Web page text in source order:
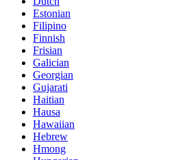
Estonian
Filipino
Finnish
Frisian
Galician
Georgian
Gujarati
Haitian
Hausa
Hawaiian
Hebrew
Hmong